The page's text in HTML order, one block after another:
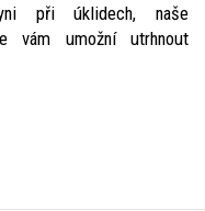
při úklidech, naše
vám umožní utrhnout